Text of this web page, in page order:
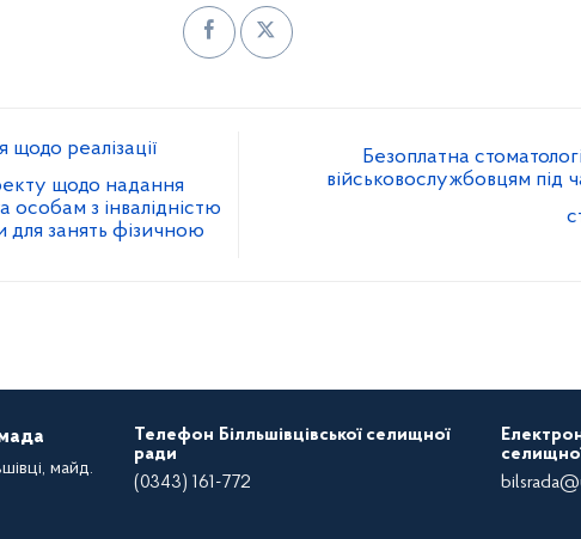
реалізації
щодо надання
особам з інвалідністю
для занять фізичною
Безоплатна
військовослужбовцям під
майд.
Телефон Білльшівцівської селищної
ради
(0343) 161-772